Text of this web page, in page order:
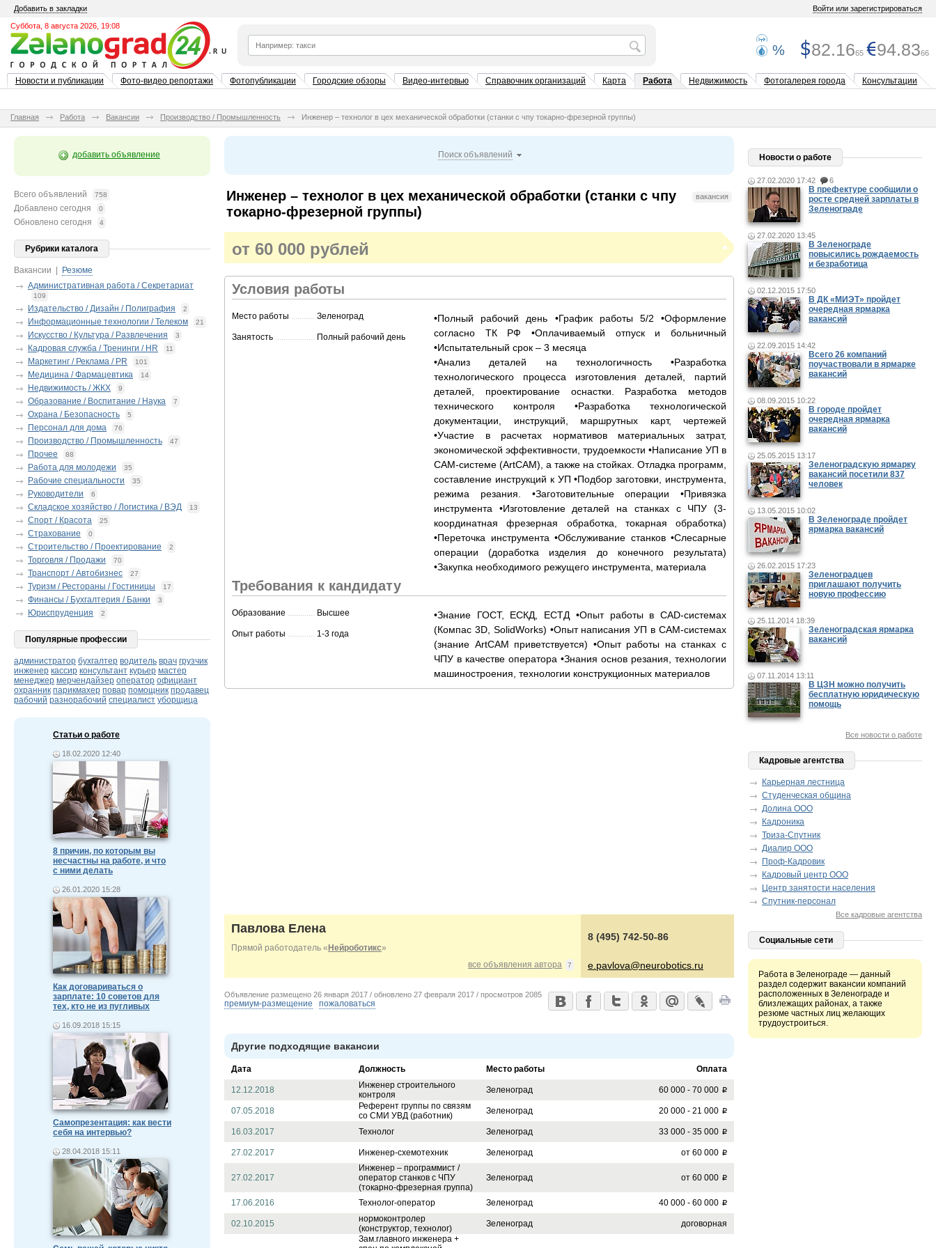
Добавить в закладки Войти или зарегистрироваться
Суббота, 8 августа 2026, 19:08
% 82.1665 94.8366
Новости и публикации Фото-видео репортажи Фотопубликации Городские обзоры Видео-интервью Справочник организаций Карта Работа Недвижимость Фотогалерея города Консультации
Главная Работа Вакансии Производство / Промышленность Инженер – технолог в цех механической обработки (станки с чпу токарно-фрезерной группы)
добавить объявление
Всего объявлений 758
Добавлено сегодня 0
Обновлено сегодня 4
Рубрики каталога
Вакансии
Резюме
Административная работа / Секретариат
109
Издательство / Дизайн / Полиграфия 2
Информационные технологии / Телеком 21
Искусство / Культура / Развлечения 3
Кадровая служба / Тренинги / HR 11
Маркетинг / Реклама / PR 101
Медицина / Фармацевтика 14
Недвижимость / ЖКХ 9
Образование / Воспитание / Наука 7
Охрана / Безопасность 5
Персонал для дома 76
Производство / Промышленность 47
Прочее 88
Работа для молодежи 35
Рабочие специальности 35
Руководители 6
Складское хозяйство / Логистика / ВЭД 13
Спорт / Красота 25
Страхование 0
Строительство / Проектирование 2
Торговля / Продажи 70
Транспорт / Автобизнес 27
Туризм / Рестораны / Гостиницы 17
Финансы / Бухгалтерия / Банки 3
Юриспруденция 2
Популярные профессии
администратор бухгалтер водитель врач грузчик
инженер кассир консультант курьер мастер
менеджер мерчендайзер оператор официант
охранник парикмахер повар помощник продавец
рабочий разнорабочий специалист уборщица
Статьи о работе
18.02.2020 12:40
8 причин, по которым вы
несчастны на работе, и что
с ними делать
26.01.2020 15:28
Как договариваться о
зарплате: 10 советов для
тех, кто не из пугливых
16.09.2018 15:15
Самопрезентация: как вести
себя на интервью?
28.04.2018 15:11
Поиск объявлений
Инженер – технолог в цех механической обработки (станки с чпу
токарно-фрезерной группы)
вакансия
от 60 000 рублей
Условия работы
Место работы ........................................................................................................................................................................................................
Зеленоград
Занятость ........................................................................................................................................................................................................
Полный рабочий день
•Полный рабочий день •График работы 5/2 •Оформление
согласно ТК РФ •Оплачиваемый отпуск и больничный
•Испытательный срок – 3 месяца
•Анализ деталей на технологичность •Разработка
технологического процесса изготовления деталей, партий
деталей, проектирование оснастки. Разработка методов
технического контроля •Разработка технологической
документации, инструкций, маршрутных карт, чертежей
•Участие в расчетах нормативов материальных затрат,
экономической эффективности, трудоемкости •Написание УП в
CAM-системе (ArtCAM), а также на стойках. Отладка программ,
составление инструкций к УП •Подбор заготовки, инструмента,
режима резания. •Заготовительные операции •Привязка
инструмента •Изготовление деталей на станках с ЧПУ (3-
координатная фрезерная обработка, токарная обработка)
•Переточка инструмента •Обслуживание станков •Слесарные
операции (доработка изделия до конечного результата)
•Закупка необходимого режущего инструмента, материала
Требования к кандидату
Образование ........................................................................................................................................................................................................
Высшее
Опыт работы ........................................................................................................................................................................................................
1-3 года
•Знание ГОСТ, ЕСКД, ЕСТД •Опыт работы в CAD-системах
(Компас 3D, SolidWorks) •Опыт написания УП в CAM-системах
(знание ArtCAM приветствуется) •Опыт работы на станках с
ЧПУ в качестве оператора •Знания основ резания, технологии
машиностроения, технологии конструкционных материалов
Павлова Елена
Прямой работодатель « Нейроботикс»
8 (495) 742-50-86
все объявления автора 7 e.pavlova@neurobotics.ru
Объявление размещено 26 января 2017 / обновлено 27 февраля 2017 / просмотров 2085
премиум-размещение пожаловаться
Другие подходящие вакансии
Дата Должность Место работы Оплата
12.12.2018
Инженер строительного
контроля
Зеленоград 60 000 - 70 000 p
07.05.2018
Референт группы по связям
со СМИ УВД (работник)
Зеленоград 20 000 - 21 000 p
16.03.2017 Технолог Зеленоград 33 000 - 35 000 p
27.02.2017 Инженер-схемотехник Зеленоград от 60 000 p
27.02.2017
Инженер – программист /
оператор станков с ЧПУ
(токарно-фрезерная группа)
Зеленоград от 60 000 p
17.06.2016 Технолог-оператор Зеленоград 40 000 - 60 000 p
02.10.2015
нормоконтролер
(конструктор, технолог)
Зеленоград
договорная
Зам.главного инженера +
Новости о работе
27.02.2020 17:42 6
В префектуре сообщили о
росте средней зарплаты в
Зеленограде
27.02.2020 13:45
В Зеленограде
повысились рождаемость
и безработица
02.12.2015 17:50
В ДК «МИЭТ» пройдет
очередная ярмарка
вакансий
22.09.2015 14:42
Всего 26 компаний
поучаствовали в ярмарке
вакансий
08.09.2015 10:22
В городе пройдет
очередная ярмарка
вакансий
25.05.2015 13:17
Зеленоградскую ярмарку
вакансий посетили 837
человек
13.05.2015 10:02
В Зеленограде пройдет
ярмарка вакансий
26.02.2015 17:23
Зеленоградцев
приглашают получить
новую профессию
25.11.2014 18:39
Зеленоградская ярмарка
вакансий
07.11.2014 13:11
В ЦЗН можно получить
бесплатную юридическую
помощь
Все новости о работе
Кадровые агентства
Карьерная лестница
Студенческая община
Долина ООО
Кадроника
Триза-Спутник
Диалир ООО
Проф-Кадровик
Кадровый центр ООО
Центр занятости населения
Спутник-персонал
Все кадровые агентства
Социальные сети
Работа в Зеленограде — данный
раздел содержит вакансии компаний
расположенных в Зеленограде и
близлежащих районах, а также
резюме частных лиц желающих
трудоустроиться.